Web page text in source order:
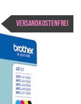
VERSANDKOSTENFREI